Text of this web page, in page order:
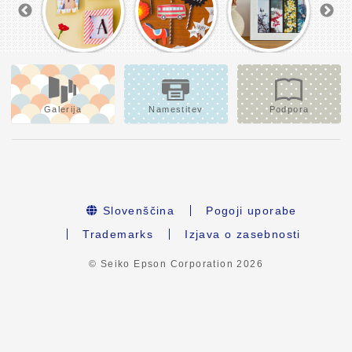
Galerija Namestitev Podpora
Slovenščina
Pogoji uporabe
Trademarks
Izjava o zasebnosti
© Seiko Epson Corporation2026